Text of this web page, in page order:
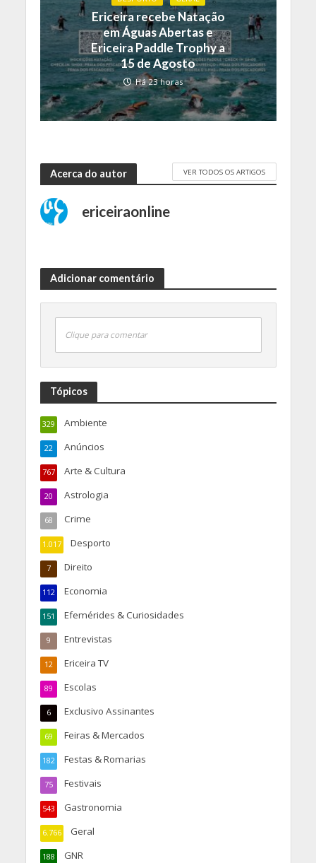
Ericeira recebe Natação
em Águas Abertas e
Ericeira Paddle Trophy a
15 de Agosto
Há 23 horas
Acerca do autor VER TODOS OS ARTIGOS
ericeiraonline
Adicionar comentário
Clique para comentar
Tópicos
Ambiente
329
Anúncios
22
Arte & Cultura
767
Astrologia
20
Crime
68
Desporto
1.017
Direito
7
Economia
112
Efemérides & Curiosidades
151
Entrevistas
9
Ericeira TV
12
Escolas
89
Exclusivo Assinantes
6
Feiras & Mercados
69
Festas & Romarias
182
Festivais
75
Gastronomia
543
Geral
6.766
GNR
188